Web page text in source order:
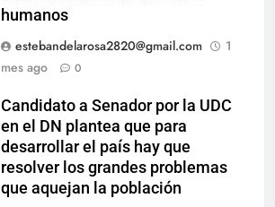
humanos
estebandelarosa2820@gmail.com
1
mes ago
0
Candidato a Senador por la UDC
en el DN plantea que para
desarrollar el país hay que
resolver los grandes problemas
que aquejan la población